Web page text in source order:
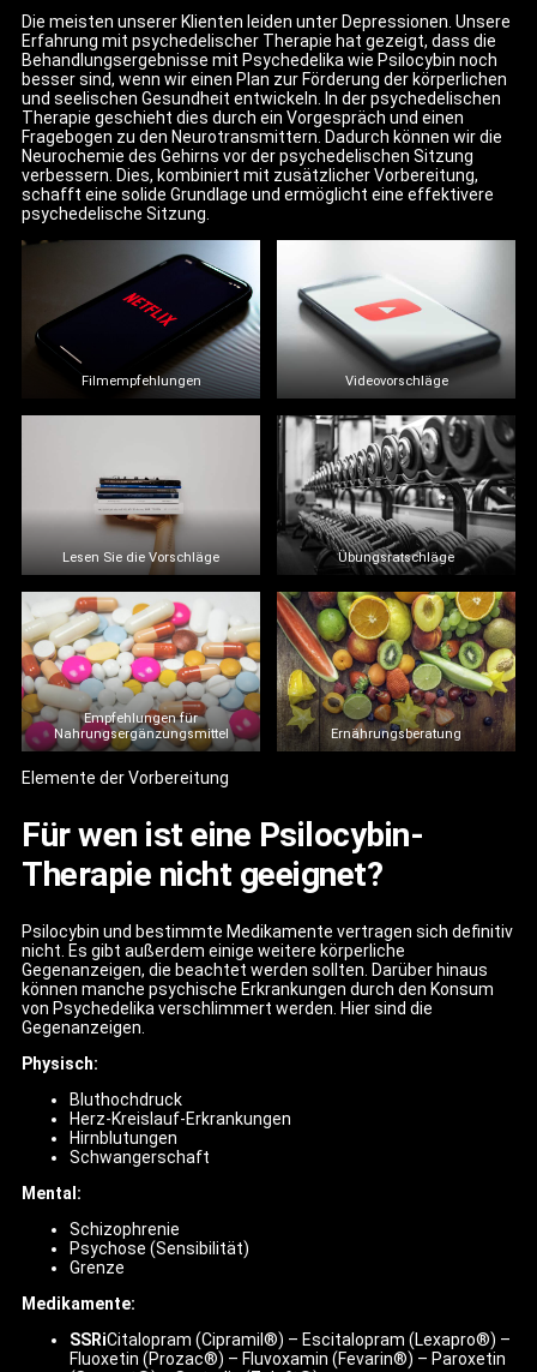
Die meisten unserer Klienten leiden unter Depressionen. Unsere
Erfahrung mit psychedelischer Therapie hat gezeigt, dass die
Behandlungsergebnisse mit Psychedelika wie Psilocybin noch
besser sind, wenn wir einen Plan zur Förderung der körperlichen
und seelischen Gesundheit entwickeln. In der psychedelischen
Therapie geschieht dies durch ein Vorgespräch und einen
Fragebogen zu den Neurotransmittern. Dadurch können wir die
Neurochemie des Gehirns vor der psychedelischen Sitzung
verbessern. Dies, kombiniert mit zusätzlicher Vorbereitung,
schafft eine solide Grundlage und ermöglicht eine effektivere
psychedelische Sitzung.
Filmempfehlungen Videovorschläge
Lesen Sie die Vorschläge Übungsratschläge
Empfehlungen für
Nahrungsergänzungsmittel
Ernährungsberatung
Elemente der Vorbereitung
Für wen ist eine Psilocybin-
Therapie nicht geeignet?
Psilocybin und bestimmte Medikamente vertragen sich definitiv
nicht. Es gibt außerdem einige weitere körperliche
Gegenanzeigen, die beachtet werden sollten. Darüber hinaus
können manche psychische Erkrankungen durch den Konsum
von Psychedelika verschlimmert werden. Hier sind die
Gegenanzeigen.
Physisch:
Bluthochdruck
Herz-Kreislauf-Erkrankungen
Hirnblutungen
Schwangerschaft
Mental:
Schizophrenie
Psychose (Sensibilität)
Grenze
Medikamente:
SSRiCitalopram (Cipramil®) – Escitalopram (Lexapro®) –
Fluoxetin (Prozac®) – Fluvoxamin (Fevarin®) – Paroxetin